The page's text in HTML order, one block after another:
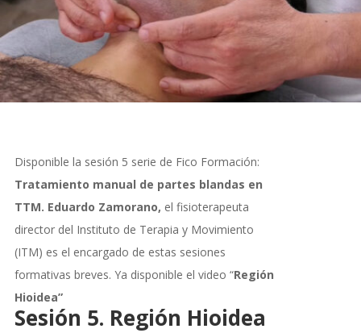
Disponible la sesión 5 serie de Fico Formación:
Tratamiento manual de partes blandas en
TTM. Eduardo Zamorano, el fisioterapeuta
director del Instituto de Terapia y Movimiento
(ITM) es el encargado de estas sesiones
formativas breves. Ya disponible el video “Región
Hioidea”
Sesión 5. Región Hioidea